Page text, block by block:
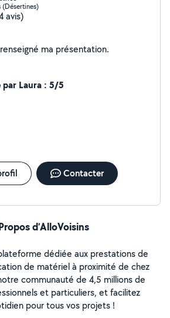
(Désertines)
avis)
Je n'ai pas encore renseigné ma présentation.
par Laura : 5/5
Contacter
d’AlloVoisins
dédiée aux prestations de
de matériel à proximité de chez
communauté de 4,5 millions de
et particuliers, et facilitez
pour tous vos projets !